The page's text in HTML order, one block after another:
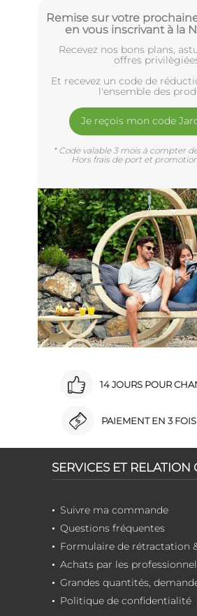
Remise sur votre
en vous inscrivant à la
Recevez nos bons plans,
offres
Et recevez un code de
l'ensemble des
Je reçois mon code
* Code valable 3 mois à compter
Hors frais de port et
14 JOURS POUR
PAIEMENT EN 3
SERVICES ET RELATION
Suivre ma commande
Questions fréquentes
Formulaire de rétractation
Achats par les
Grandes quantités,
Politique de confidentialité